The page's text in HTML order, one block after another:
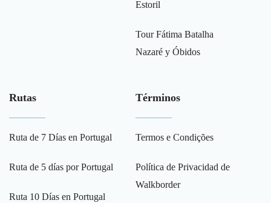
Estoril
Tour Fátima Batalha
Nazaré y Óbidos
Rutas
Ruta de 7 Días en Portugal
Ruta de 5 días por Portugal
Ruta 10 Días en Portugal
Términos
Termos e Condições
Política de Privacidad de
Walkborder